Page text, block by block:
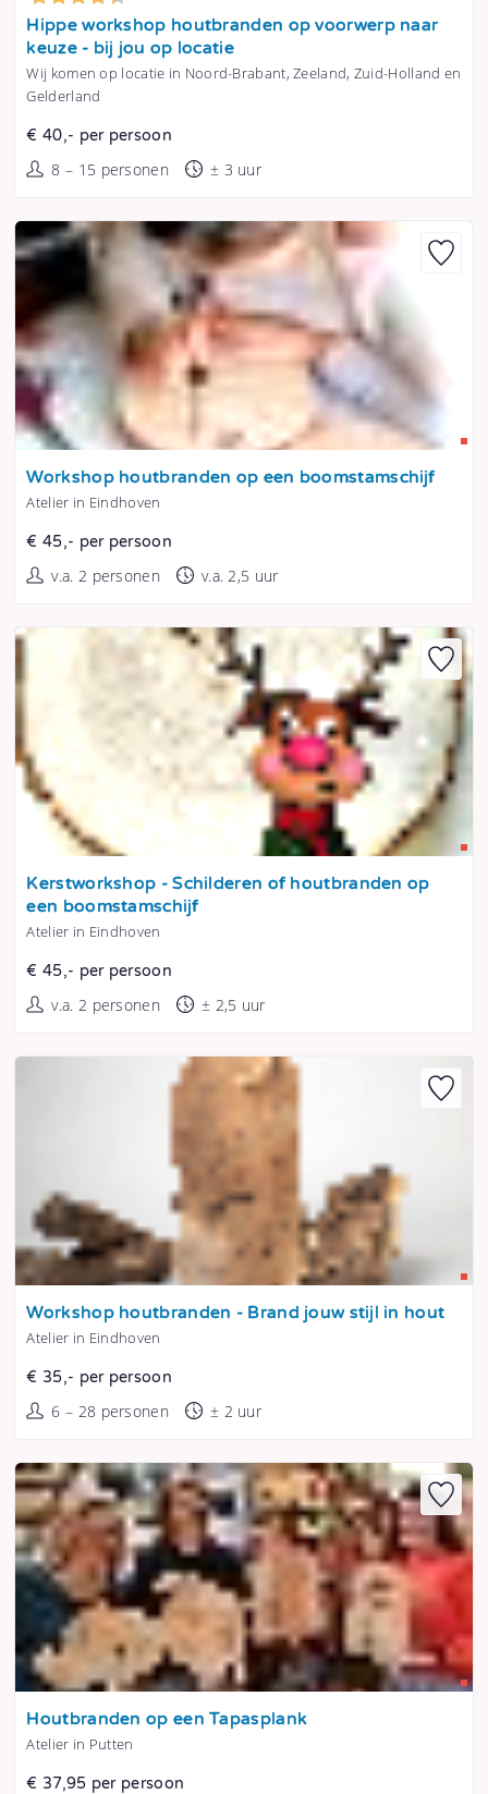
Tonen
Hippe workshop houtbranden op voorwerp naar
keuze - bij jou op locatie
Wij komen op locatie in Noord-Brabant, Zeeland, Zuid-Holland en
Gelderland
€ 40,- per persoon
8 – 15 personen ± 3 uur
Tonen
Workshop houtbranden op een boomstamschijf
Atelier in Eindhoven
€ 45,- per persoon
v.a. 2 personen v.a. 2,5 uur
Tonen
Kerstworkshop - Schilderen of houtbranden op
een boomstamschijf
Atelier in Eindhoven
€ 45,- per persoon
v.a. 2 personen ± 2,5 uur
Tonen
Workshop houtbranden - Brand jouw stijl in hout
Atelier in Eindhoven
€ 35,- per persoon
6 – 28 personen ± 2 uur
Tonen
Houtbranden op een Tapasplank
Atelier in Putten
€ 37,95 per persoon